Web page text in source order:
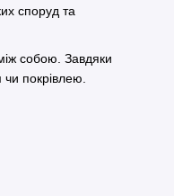
споруд та
собою. Завдяки
покрівлею.